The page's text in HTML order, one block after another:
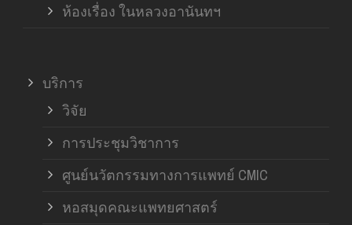
ห้องเรื่อง ในหลวงอานันทฯ
บริการ
วิจัย
การประชุมวิชาการ
ศูนย์นวัตกรรมทางการแพทย์ CMIC
หอสมุดคณะแพทยศาสตร์